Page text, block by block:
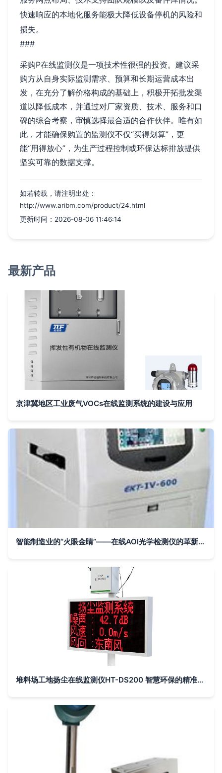
快速响应的本地化服务能极大降低设备停机的风险和
损失。
###
采购P在线监测仪是一项技术性很强的投资。建议采
购方从自身实际监测需求、预算和长期运营成本出
发，在充分了解价格构成的基础上，积极开拓批发渠
道以降低成本，并通过对厂家资质、技术、服务和口
碑的综合考察，审慎选择最合适的合作伙伴。唯有如
此，才能确保购置的监测仪不仅“买得划算”，更
能“用得放心”，为生产过程控制或环保达标排放提供
坚实可靠的数据支撑。
如若转载，请注明出处：
http://www.aribm.com/product/24.html
更新时间：2026-08-06 11:46:14
最新产品
京津冀地区工业废气VOCs在线监测系统的建设与应用
智能制造业的“火眼金睛”——在线AOI光学检测仪的革新力量
堆料场工地扬尘在线监测仪HT-DS200 智慧环保的精准守护者